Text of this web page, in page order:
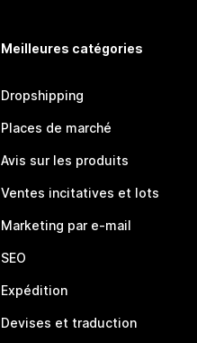
Meilleures catégories
Dropshipping
Places de marché
Avis sur les produits
Ventes incitatives et lots
Marketing par e-mail
SEO
Expédition
Devises et traduction